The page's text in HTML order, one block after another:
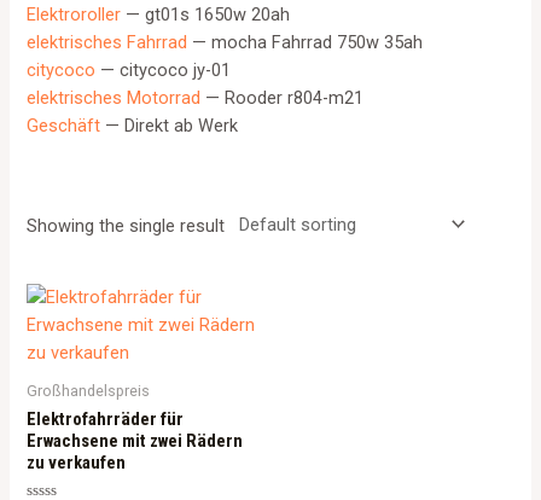
Elektroroller — gt01s 1650w 20ah
elektrisches Fahrrad — mocha Fahrrad 750w 35ah
citycoco — citycoco jy-01
elektrisches Motorrad — Rooder r804-m21
Geschäft — Direkt ab Werk
Showing the single result
Großhandelspreis
Elektrofahrräder für
Erwachsene mit zwei Rädern
zu verkaufen